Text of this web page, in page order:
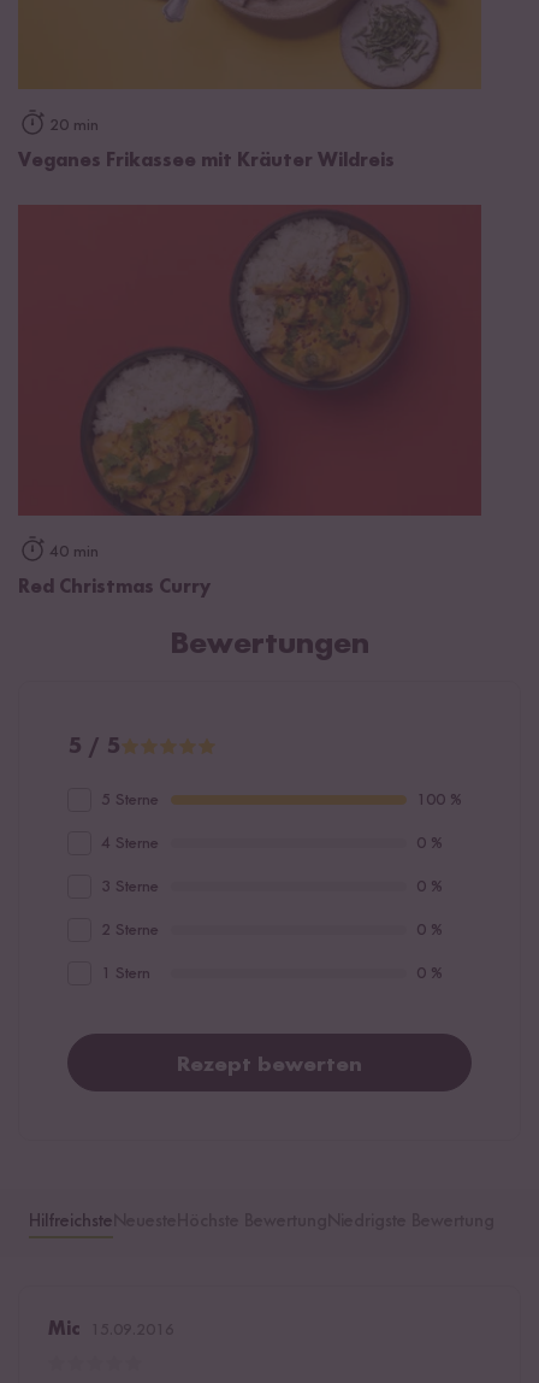
20 min
Veganes Frikassee mit Kräuter Wildreis
40 min
Red Christmas Curry
Bewertungen
5 / 5
5 Sterne 100 %
4 Sterne 0 %
3 Sterne 0 %
2 Sterne 0 %
1 Stern 0 %
Rezept bewerten
Hilfreichste
Mic